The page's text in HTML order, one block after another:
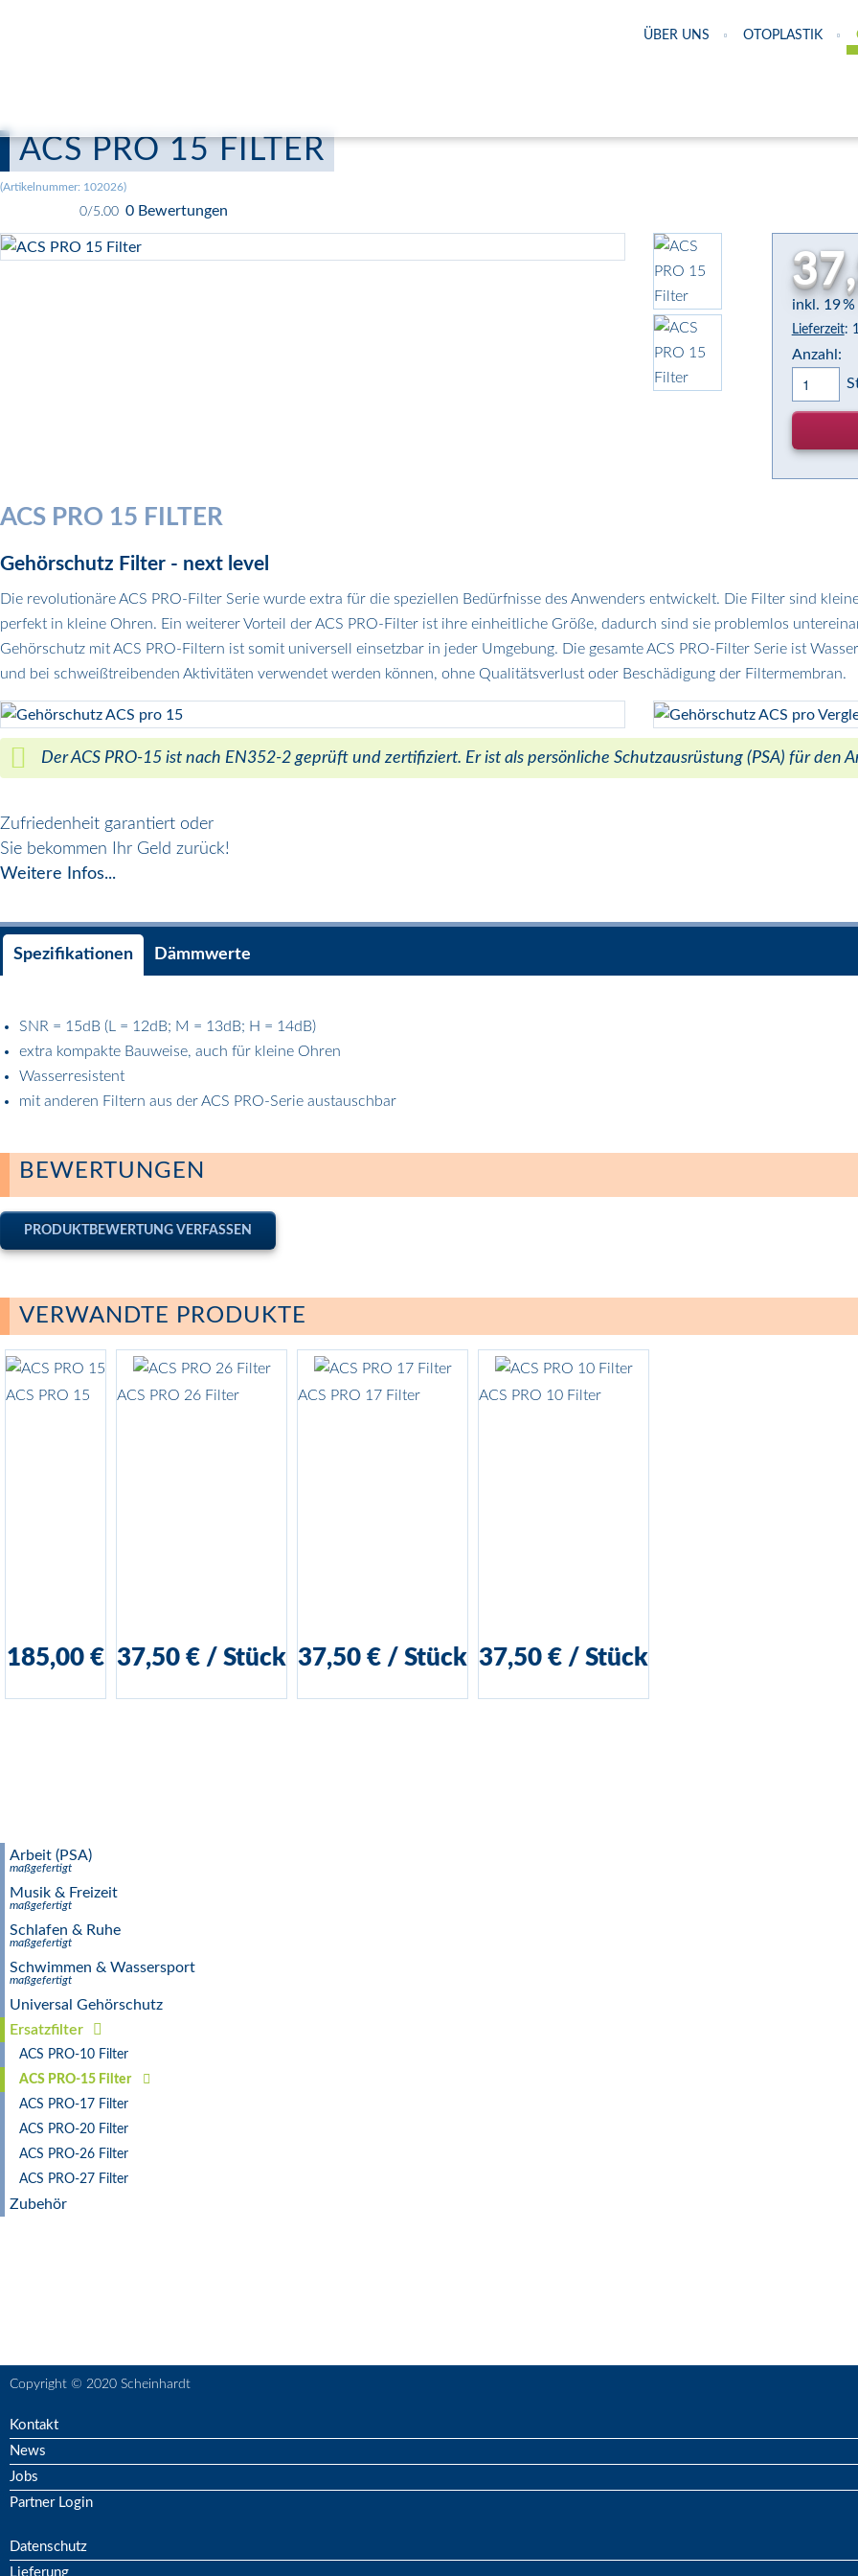
ÜBER UNS OTOPLASTIK
ACS PRO 15 FILTER
(Artikelnummer: 102026)
0/5.00 0 Bewertungen
inkl. 19
Lieferzeit:
Anzahl:
ACS PRO 15 FILTER
Gehörschutz Filter - next level
Die revolutionäre ACS PRO-Filter Serie wurde extra für die speziellen Bedürfnisse des Anwenders entwickelt. Die Filter sind
perfekt in kleine Ohren. Ein weiterer Vorteil der ACS PRO-Filter ist ihre einheitliche Größe, dadurch sind sie problemlos
Gehörschutz mit ACS PRO-Filtern ist somit universell einsetzbar in jeder Umgebung. Die gesamte ACS PRO-Filter Serie ist
und bei schweißtreibenden Aktivitäten verwendet werden können, ohne Qualitätsverlust oder Beschädigung der Filtermembran.
Der ACS PRO-15 ist nach EN352-2 geprüft und zertifiziert. Er ist als persönliche Schutzausrüstung (PSA) für den
Zufriedenheit garantiert oder
Sie bekommen Ihr Geld zurück!
Weitere Infos...
Spezifikationen Dämmwerte
SNR = 15dB (L = 12dB; M = 13dB; H = 14dB)
extra kompakte Bauweise, auch für kleine Ohren
Wasserresistent
mit anderen Filtern aus der ACS PRO-Serie austauschbar
BEWERTUNGEN
PRODUKTBEWERTUNG VERFASSEN
Ihr Name*(öffentlich sichtbar)
E-Mail* (nicht sichtbar)
VERWANDTE PRODUKTE
ACS PRO 15
185,00 €
ACS PRO 26 Filter
37,50 € / Stück
ACS PRO 17 Filter
37,50 € / Stück
ACS PRO 10 Filter
37,50 € / Stück
Arbeit (PSA)
maßgefertigt
Musik & Freizeit
maßgefertigt
Schlafen & Ruhe
maßgefertigt
Schwimmen & Wassersport
maßgefertigt
Universal Gehörschutz
Ersatzfilter
ACS PRO-10 Filter
ACS PRO-15 Filter
ACS PRO-17 Filter
ACS PRO-20 Filter
ACS PRO-26 Filter
ACS PRO-27 Filter
Zubehör
Copyright © 2020 Scheinhardt
Kontakt
News
Jobs
Partner Login
Datenschutz
Lieferung